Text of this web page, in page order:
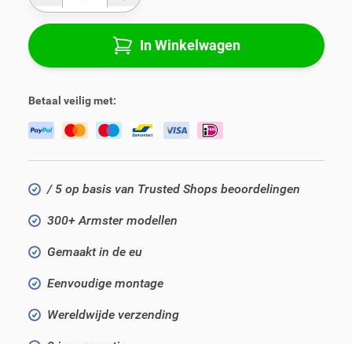
In Winkelwagen
Betaal veilig met:
/ 5 op basis van Trusted Shops beoordelingen
300+ Armster modellen
Gemaakt in de eu
Eenvoudige montage
Wereldwijde verzending